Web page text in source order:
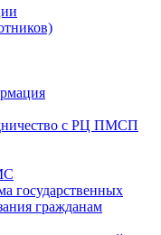
с РЦ ПМСП
государственных
гражданам